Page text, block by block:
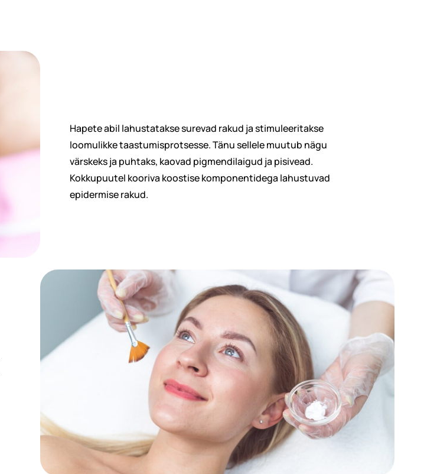
Hapete abil lahustatakse surevad rakud ja stimuleeritakse
loomulikke taastumisprotsesse. Tänu sellele muutub nägu
värskeks ja puhtaks, kaovad pigmendilaigud ja pisivead.
Kokkupuutel kooriva koostise komponentidega lahustuvad
epidermise rakud.